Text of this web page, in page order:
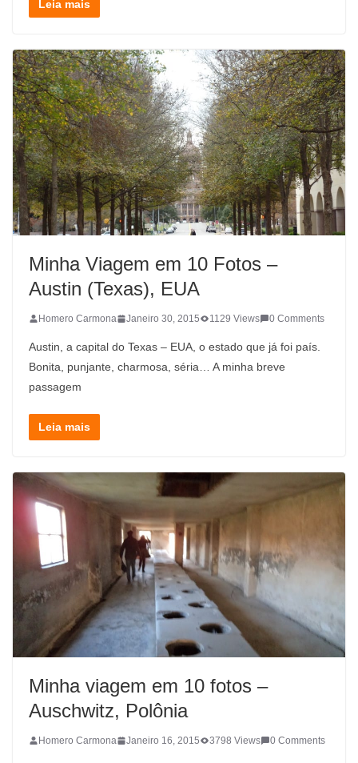
Leia mais
Minha Viagem em 10 Fotos –
Austin (Texas), EUA
Homero Carmona Janeiro 30, 2015 1129 Views 0 Comments
Austin, a capital do Texas – EUA, o estado que já foi país.
Bonita, punjante, charmosa, séria… A minha breve
passagem
Leia mais
Minha viagem em 10 fotos –
Auschwitz, Polônia
Homero Carmona Janeiro 16, 2015 3798 Views 0 Comments